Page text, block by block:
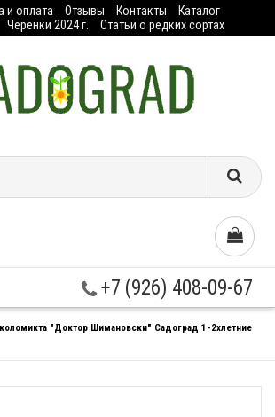
и оплата Отзывы Контакты
Каталог
Черенки 2024 г. Статьи о редких сортах
+7 (926) 408-09-67
"Доктор Шимановски" Садоград 1-2хлетние